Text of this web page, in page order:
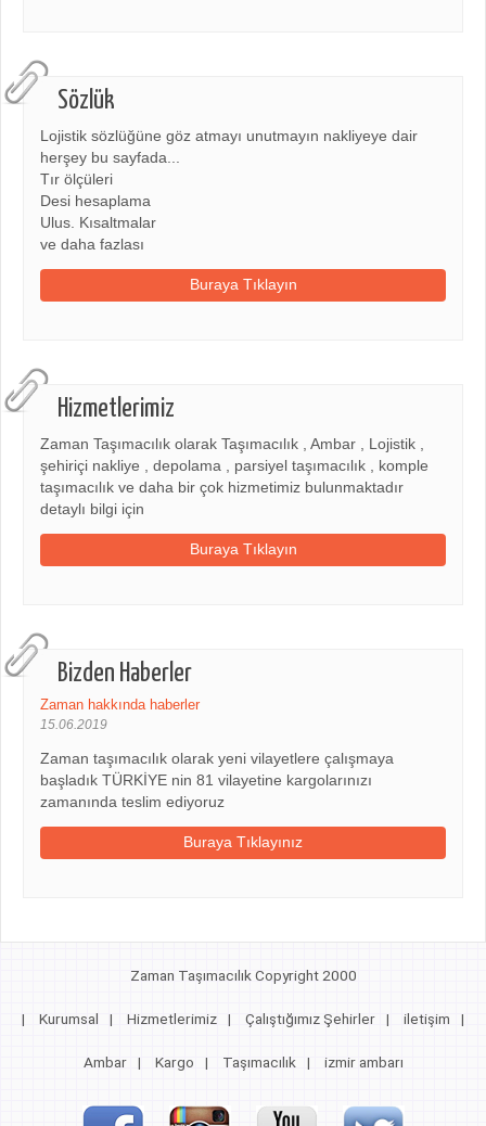
Sözlük
Lojistik sözlüğüne göz atmayı unutmayın nakliyeye dair
herşey bu sayfada...
Tır ölçüleri
Desi hesaplama
Ulus. Kısaltmalar
ve daha fazlası
Buraya Tıklayın
Hizmetlerimiz
Zaman Taşımacılık olarak Taşımacılık , Ambar , Lojistik ,
şehiriçi nakliye , depolama , parsiyel taşımacılık , komple
taşımacılık ve daha bir çok hizmetimiz bulunmaktadır
detaylı bilgi için
Buraya Tıklayın
Bizden Haberler
Zaman hakkında haberler
15.06.2019
Zaman taşımacılık olarak yeni vilayetlere çalışmaya
başladık TÜRKİYE nin 81 vilayetine kargolarınızı
zamanında teslim ediyoruz
Buraya Tıklayınız
Zaman Taşımacılık Copyright 2000
| Kurumsal | Hizmetlerimiz | Çalıştığımız Şehirler | iletişim |
Ambar | Kargo | Taşımacılık | izmir ambarı